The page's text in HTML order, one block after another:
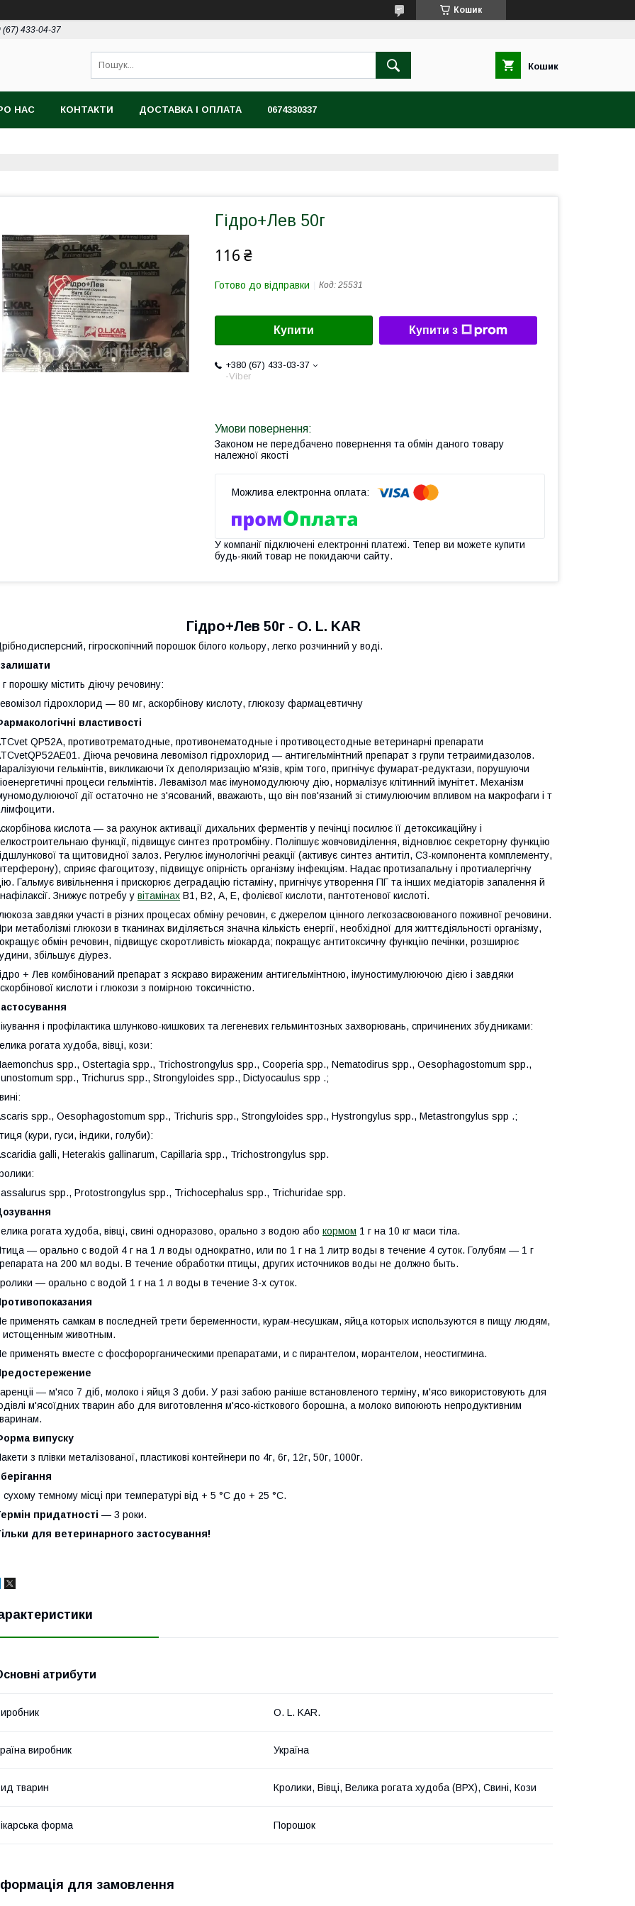
Кошик
(67) 433-04-37
Кошик
НАС КОНТАКТИ ДОСТАВКА І ОПЛАТА 0674330337
Гідро+Лев 50г
116 ₴
Готово до відправки Код: 25531
Купити Купити з
+380 (67) 433-03-37
-Viber
Законом не передбачено повернення та обмін даного товару
належної якості
У компанії підключені електронні платежі. Тепер ви можете купити
будь-який товар не покидаючи сайту.
Гідро+Лев 50г - O. L. KAR
гігроскопічний порошок білого кольору, легко розчинний у воді.
залишати
г порошку містить діючу речовину:
гідрохлорид — 80 мг, аскорбінову кислоту, глюкозу фармацевтичну
властивості
QP52A, противотрематодные, противонематодные і противоцестодные ветеринарні препарати
Діюча речовина левомізол гідрохлорид — антигельмінтний препарат з групи тетраимидазолов.
гельмінтів, викликаючи їх деполяризацію м'язів, крім того, пригнічує фумарат-редуктази, порушуючи
процеси гельмінтів. Левамізол має імуномодулюючу дію, нормалізує клітинний імунітет. Механізм
дії остаточно не з'ясований, вважають, що він пов'язаний зі стимулюючим впливом на макрофаги і т
кислота — за рахунок активації дихальних ферментів у печінці посилює її детоксикаційну і
функції, підвищує синтез протромбіну. Поліпшує жовчовиділення, відновлює секреторну функцію
та щитовидної залоз. Регулює імунологічні реакції (активує синтез антитіл, С3-компонента комплементу,
сприяє фагоцитозу, підвищує опірність організму інфекціям. Надає протизапальну і протиалергічну
Гальмує вивільнення і прискорює деградацію гістаміну, пригнічує утворення ПГ та інших медіаторів запалення й
Знижує потребу у вітамінах В1, В2, А, Е, фолієвої кислоти, пантотенової кислоті.
завдяки участі в різних процесах обміну речовин, є джерелом цінного легкозасвоюваного поживної речовини.
метаболізмі глюкози в тканинах виділяється значна кількість енергії, необхідної для життєдіяльності організму,
обмін речовин, підвищує скоротливість міокарда; покращує антитоксичну функцію печінки, розширює
збільшує діурез.
+ Лев комбінований препарат з яскраво вираженим антигельмінтною, імуностимулюючою дією і завдяки
кислоти і глюкози з помірною токсичністю.
і профілактика шлунково-кишкових та легеневих гельминтозных захворювань, спричинених збудниками:
рогата худоба, вівці, кози:
spp., Ostertagia spp., Trichostrongylus spp., Cooperia spp., Nematodirus spp., Oesophagostomum spp.,
spp., Trichurus spp., Strongyloides spp., Dictyocaulus spp .;
spp., Oesophagostomum spp., Trichuris spp., Strongyloides spp., Hystrongylus spp., Metastrongylus spp .;
(кури, гуси, індики, голуби):
galli, Heterakis gallinarum, Capillaria spp., Trichostrongylus spp.
spp., Protostrongylus spp., Trichocephalus spp., Trichuridae spp.
рогата худоба, вівці, свині одноразово, орально з водою або кормом 1 г на 10 кг маси тіла.
— орально с водой 4 г на 1 л воды однократно, или по 1 г на 1 литр воды в течение 4 суток. Голубям — 1 г
на 200 мл воды. В течение обработки птицы, других источников воды не должно быть.
— орально с водой 1 г на 1 л воды в течение 3-х суток.
применять самкам в последней трети беременности, курам-несушкам, яйца которых используются в пищу людям,
истощенным животным.
применять вместе с фосфорорганическими препаратами, и с пирантелом, морантелом, неостигмина.
— м'ясо 7 діб, молоко і яйця 3 доби. У разі забою раніше встановленого терміну, м'ясо використовують для
м'ясоїдних тварин або для виготовлення м'ясо-кісткового борошна, а молоко випоюють непродуктивним
випуску
з плівки металізованої, пластикові контейнери по 4г, 6г, 12г, 50г, 1000г.
сухому темному місці при температурі від + 5 °С до + 25 °С.
придатності — 3 роки.
для ветеринарного застосування!
атрибути
O. L. KAR.
виробник Україна
тварин Кролики, Вівці, Велика рогата худоба (ВРХ), Свині, Кози
форма Порошок
для замовлення